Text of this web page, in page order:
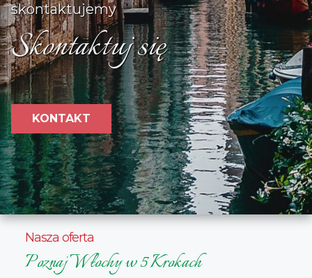
skontaktujemy
Skontaktuj się
KONTAKT
Nasza oferta
Poznaj Włochy w 5 Krokach